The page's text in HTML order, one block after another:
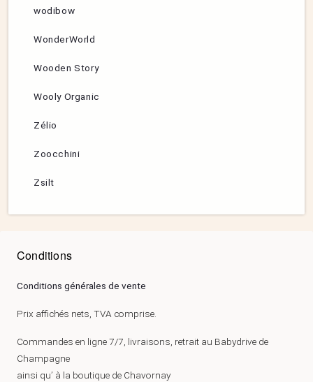
wodibow
WonderWorld
Wooden Story
Wooly Organic
Zélio
Zoocchini
Zsilt
Conditions
Conditions générales de vente
Prix affichés nets, TVA comprise.
Commandes en ligne 7/7, livraisons, retrait au Babydrive de
Champagne
ainsi qu’ à la boutique de Chavornay